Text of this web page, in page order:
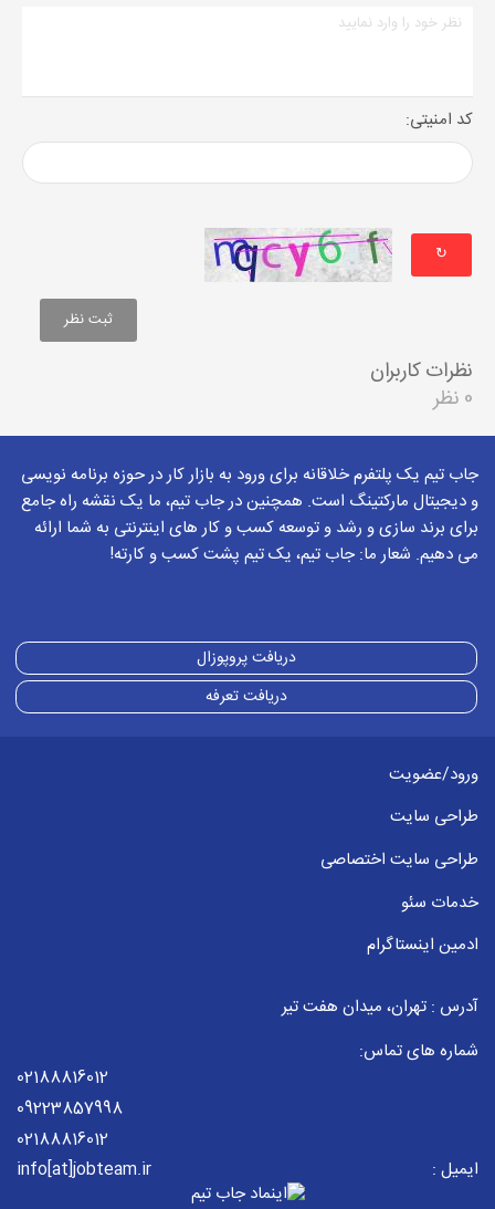
کد امنیتی:
↻
نظرات کاربران
0 نظر
جاب تیم یک پلتفرم خلاقانه برای ورود به بازار کار در حوزه برنامه نویسی
و دیجیتال مارکتینگ است. همچنین در جاب تیم، ما یک نقشه راه جامع
برای برند سازی و رشد و توسعه کسب و کار های اینترنتی به شما ارائه
می دهیم. شعار ما: جاب تیم، یک تیم پشت کسب و کارته!
دریافت پروپوزال
دریافت تعرفه
ورود/عضویت
طراحی سایت
طراحی سایت اختصاصی
خدمات سئو
ادمین اینستاگرام
آدرس : تهران، میدان هفت تیر
شماره های تماس:
02188816012
09223857998
02188816012
ایمیل :
info[at]jobteam.ir